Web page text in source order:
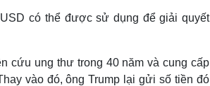
có thể được sử dụng để giải quyết
cứu ung thư trong 40 năm và cung cấp
vào đó, ông Trump lại gửi số tiền đó